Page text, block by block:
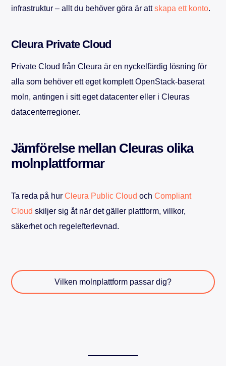
infrastruktur – allt du behöver göra är attskapa ett konto.
Cleura Private Cloud
Private Cloud från Cleura är en nyckelfärdig lösning för
alla som behöver ett eget komplett OpenStack-baserat
moln, antingen i sitt eget datacenter eller i Cleuras
datacenterregioner.
Jämförelse mellan Cleuras olika
molnplattformar
Ta reda på hur Cleura Public Cloud och Compliant
Cloud skiljer sig åt när det gäller plattform, villkor,
säkerhet och regelefterlevnad.
Vilken molnplattform passar dig?